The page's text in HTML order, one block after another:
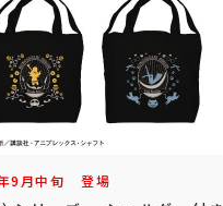
9月中旬 登場